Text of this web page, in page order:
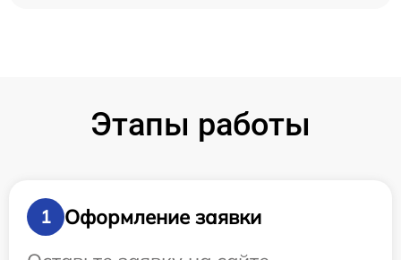
Этапы работы
1
Оформление заявки